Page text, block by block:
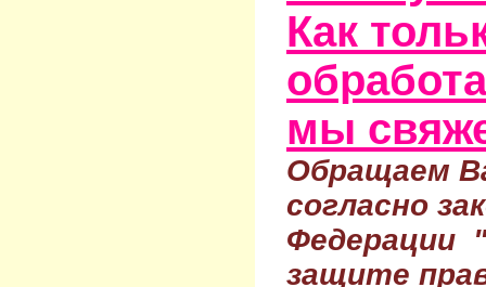
Как
мы
Обращаем
согласно
Федерации
защите